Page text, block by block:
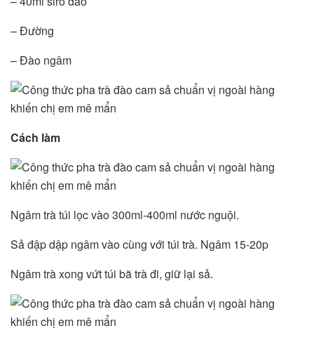
– Đường
– Đào ngâm
Cách làm
Ngâm trà túi lọc vào 300ml-400ml nước nguội.
Sả đập dập ngâm vào cùng với túi trà. Ngâm 15-20p
Ngâm trà xong vứt túi bã trà đi, giữ lại sả.